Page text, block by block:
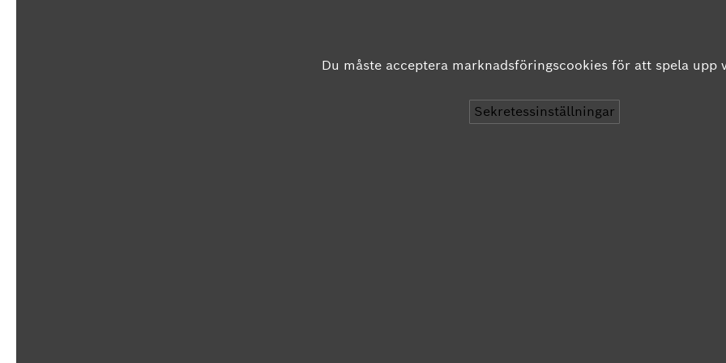
Du måste acceptera marknadsföringscookies för att spela upp
Sekretessinställningar